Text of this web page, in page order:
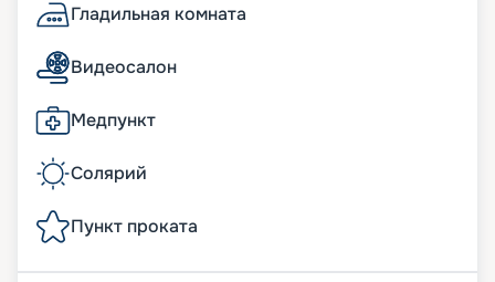
Гладильная комната
Видеосалон
Медпункт
Солярий
Пункт проката